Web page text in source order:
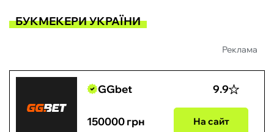
БУКМЕКЕРИ УКРАЇНИ
Реклама
GGbet 9.9
150000 грн На сайт